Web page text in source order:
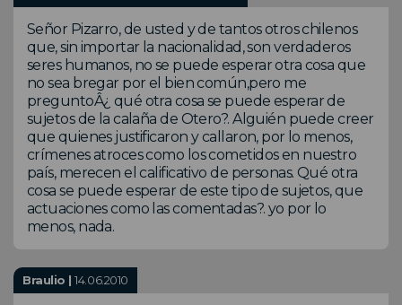
Señor Pizarro, de usted y de tantos otros chilenos
que, sin importar la nacionalidad, son verdaderos
seres humanos, no se puede esperar otra cosa que
no sea bregar por el bien común,pero me
preguntoÂ¿ qué otra cosa se puede esperar de
sujetos de la calaña de Otero?. Alguién puede creer
que quienes justificaron y callaron, por lo menos,
crímenes atroces como los cometidos en nuestro
país, merecen el calificativo de personas. Qué otra
cosa se puede esperar de este tipo de sujetos, que
actuaciones como las comentadas?. yo por lo
menos, nada.
Braulio |14.06.2010